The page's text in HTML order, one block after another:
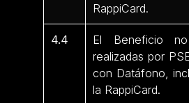
RappiCard.
4.4
El Beneficio
realizadas por
con Datáfono,
la RappiCard.